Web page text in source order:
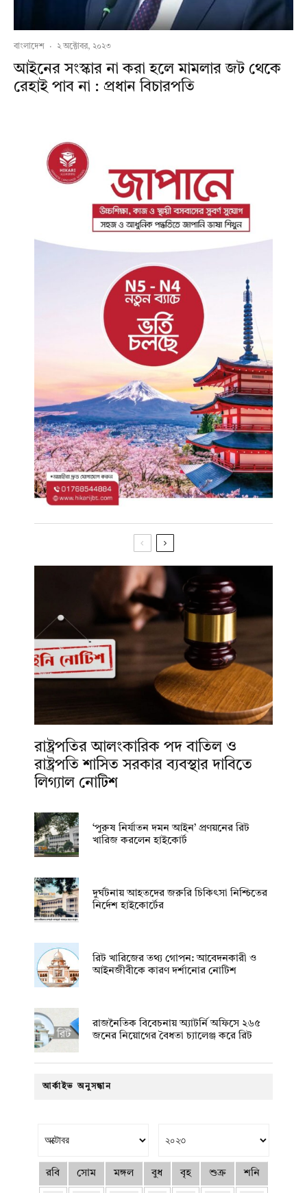
বাংলাদেশ · ২ অক্টোবর, ২০২৩
আইনের সংস্কার না করা হলে মামলার জট থেকে
রেহাই পাব না : প্রধান বিচারপতি
রাষ্ট্রপতির আলংকারিক পদ বাতিল ও
রাষ্ট্রপতি শাসিত সরকার ব্যবস্থার দাবিতে
লিগ্যাল নোটিশ
‘পুরুষ নির্যাতন দমন আইন’ প্রণয়নের রিট
খারিজ করলেন হাইকোর্ট
দুর্ঘটনায় আহতদের জরুরি চিকিৎসা নিশ্চিতের
নির্দেশ হাইকোর্টের
রিট খারিজের তথ্য গোপন: আবেদনকারী ও
আইনজীবীকে কারণ দর্শানোর নোটিশ
রাজনৈতিক বিবেচনায় অ‍্যাটর্নি অফিসে ২৬৫
জনের নিয়োগের বৈধতা চ্যালেঞ্জ করে রিট
আর্কাইভ অনুসন্ধান
রবি সোম মঙ্গল বুধ বৃহ শুক্র শনি